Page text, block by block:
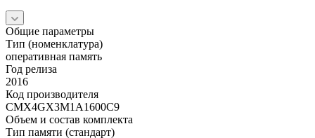
Общие параметры
Тип (номенклатура)
оперативная память
Год релиза
2016
Код производителя
CMX4GX3M1A1600C9
Объем и состав комплекта
Тип памяти (стандарт)